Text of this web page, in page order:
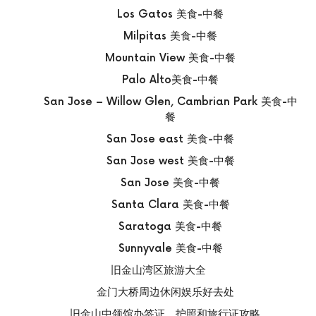
Los Gatos 美食-中餐
Milpitas 美食-中餐
Mountain View 美食-中餐
Palo Alto美食-中餐
San Jose – Willow Glen, Cambrian Park 美食-中
餐
San Jose east 美食-中餐
San Jose west 美食-中餐
San Jose 美食-中餐
Santa Clara 美食-中餐
Saratoga 美食-中餐
Sunnyvale 美食-中餐
旧金山湾区旅游大全
金门大桥周边休闲娱乐好去处